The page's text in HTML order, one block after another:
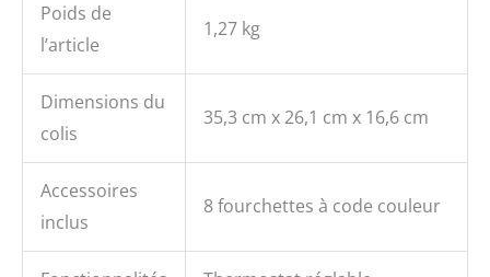
Poids de
l’article
1,27 kg
Dimensions du
colis
35,3 cm x 26,1 cm x 16,6 cm
Accessoires
inclus
8 fourchettes à code couleur